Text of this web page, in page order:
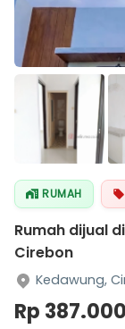
RUMAH
Rumah dijual
Cirebon
Kedawung,
Rp